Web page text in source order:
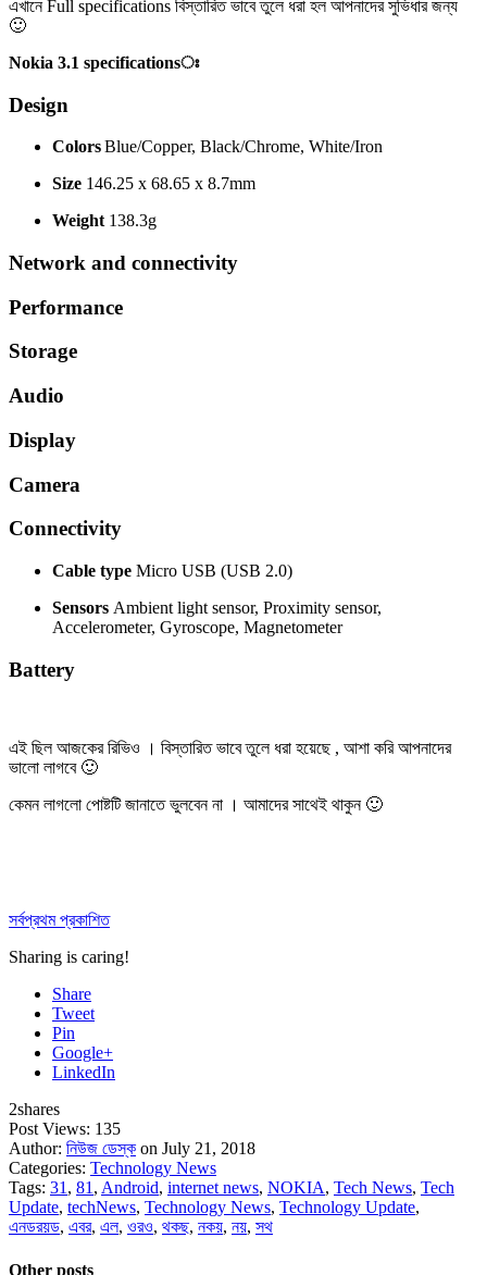
এখানে Full specifications বিস্তারিত ভাবে তুলে ধরা হল আপনাদের সুভিধার জন্য
🙂
Nokia 3.1 specificationsঃ
Design
ColorsBlue/Copper, Black/Chrome, White/Iron
Size 146.25 x 68.65 x 8.7mm
Weight 138.3g
Network and connectivity
Performance
Storage
Audio
Display
Camera
Connectivity
Cable type Micro USB (USB 2.0)
Sensors Ambient light sensor, Proximity sensor,
Accelerometer, Gyroscope, Magnetometer
Battery
এই ছিল আজকের রিভিও । বিস্তারিত ভাবে তুলে ধরা হয়েছে , আশা করি আপনাদের
ভালো লাগবে 🙂
কেমন লাগলো পোষ্টটি জানাতে ভুলবেন না । আমাদের সাথেই থাকুন 🙂
সর্বপ্রথম প্রকাশিত
Sharing is caring!
Share
Tweet
Pin
Google+
LinkedIn
2shares
Post Views: 135
Author: নিউজ ডেস্ক on July 21, 2018
Categories: Technology News
Tags: 31, 81, Android, internet news, NOKIA, Tech News, Tech
Update, techNews, Technology News, Technology Update,
এনডরয়ড, এবর, এল, ওরও, থকছ, নকয়, নয়, সথ
Other posts